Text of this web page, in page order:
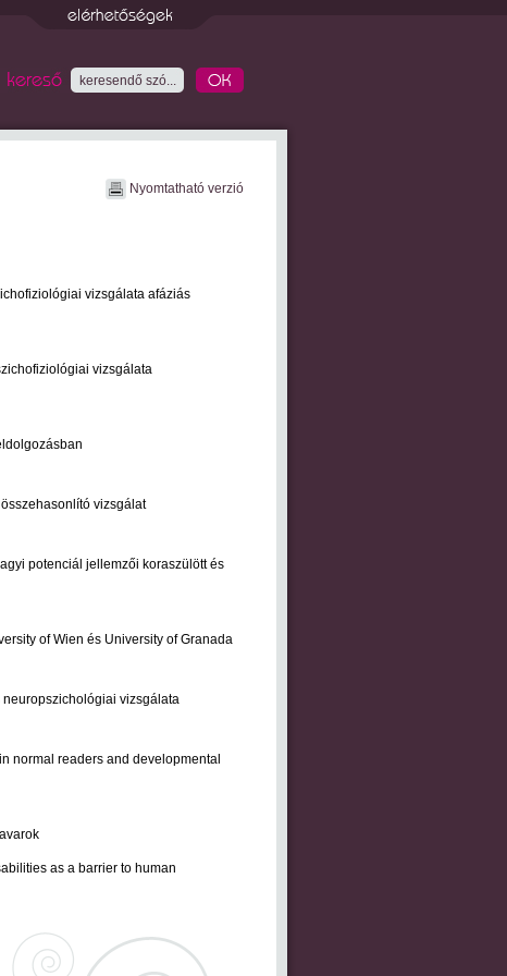
Nyomtatható verzió
vizsgálata afáziás
vizsgálata
vizsgálat
potenciál jellemzői koraszülött és
of Wien és University of Granada
vizsgálata
normal readers and developmental
as a barrier to human